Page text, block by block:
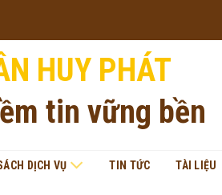
HUY PHÁT
tin vững bền
DỊCH VỤ TIN TỨC TÀI LIỆU